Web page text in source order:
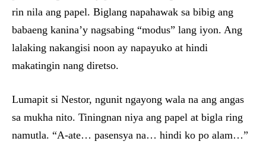
rin nila ang papel. Biglang napahawak sa bibig ang
babaeng kanina’y nagsabing “modu s” lang iyon. Ang
lalaking nakangisi noon ay napayuko at hindi
makatingin nang diretso.
Lumapit si Nestor, ngunit ngayong wala na ang angas
sa mukha nito. Tiningnan niya ang papel at bigla ring
namutla. “A-ate… pasensya na… hindi ko po alam…”